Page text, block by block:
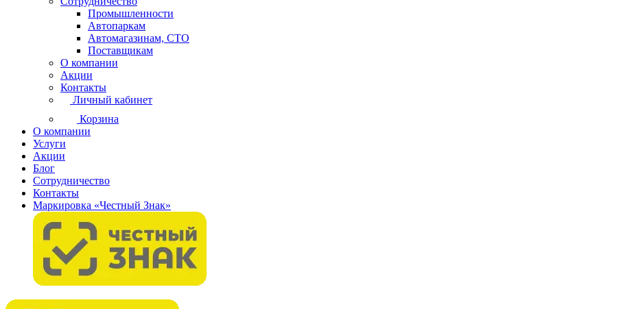
Промышленности
Автопаркам
Автомагазинам, СТО
Поставщикам
О компании
Акции
Контакты
Личный кабинет
Корзина
О компании
Услуги
Акции
Блог
Сотрудничество
Контакты
Маркировка «Честный Знак»